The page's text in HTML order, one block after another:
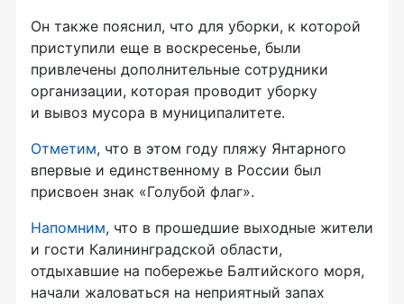
Он также пояснил, что для уборки, к которой
приступили еще в воскресенье, были
привлечены дополнительные сотрудники
организации, которая проводит уборку
и вывоз мусора в муниципалитете.
Отметим, что в этом году пляжу Янтарного
впервые и единственному в России был
присвоен знак «Голубой флаг».
Напомним, что в прошедшие выходные жители
и гости Калининградской области,
отдыхавшие на побережье Балтийского моря,
начали жаловаться на неприятный запах